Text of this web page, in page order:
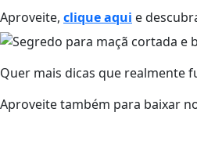
Aproveite, clique aqui e
Quer mais dicas que realmente
Aproveite também para baixar